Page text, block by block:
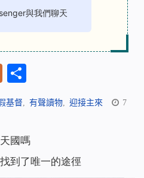
與我們聊天
Plurk
享
基督 有聲讀物 迎接主來
7
國嗎
到了唯一的途徑